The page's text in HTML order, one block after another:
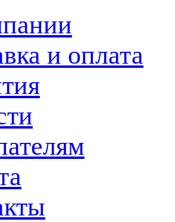
и оплата